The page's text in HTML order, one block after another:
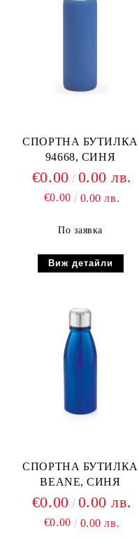
СПОРТНА БУТИЛКА
94668, СИНЯ
€0.00 0.00 лв.
€0.00 0.00 лв.
По заявка
Виж детайли
СПОРТНА БУТИЛКА
BEANE, СИНЯ
€0.00 0.00 лв.
€0.00 0.00 лв.